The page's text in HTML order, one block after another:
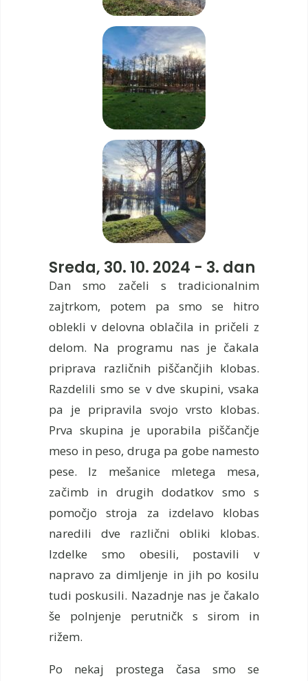
Sreda, 30. 10. 2024 - 3. dan
Dan smo začeli s tradicionalnim
zajtrkom, potem pa smo se hitro
oblekli v delovna oblačila in pričeli z
delom. Na programu nas je čakala
priprava različnih piščančjih klobas.
Razdelili smo se v dve skupini, vsaka
pa je pripravila svojo vrsto klobas.
Prva skupina je uporabila piščančje
meso in peso, druga pa gobe namesto
pese. Iz mešanice mletega mesa,
začimb in drugih dodatkov smo s
pomočjo stroja za izdelavo klobas
naredili dve različni obliki klobas.
Izdelke smo obesili, postavili v
napravo za dimljenje in jih po kosilu
tudi poskusili. Nazadnje nas je čakalo
še polnjenje perutničk s sirom in
rižem.
Po nekaj prostega časa smo se